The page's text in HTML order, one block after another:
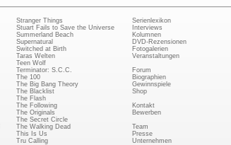
Stranger Things
Stuart Fails to Save the Universe
Summerland Beach
Supernatural
Switched at Birth
Taras Welten
Teen Wolf
Terminator: S.C.C.
The 100
The Big Bang Theory
The Blacklist
The Flash
The Following
The Originals
The Secret Circle
The Walking Dead
This Is Us
Tru Calling
Serienlexikon
Interviews
Kolumnen
DVD-Rezensionen
Fotogalerien
Veranstaltungen
Forum
Biographien
Gewinnspiele
Shop
Kontakt
Bewerben
Team
Presse
Unternehmen